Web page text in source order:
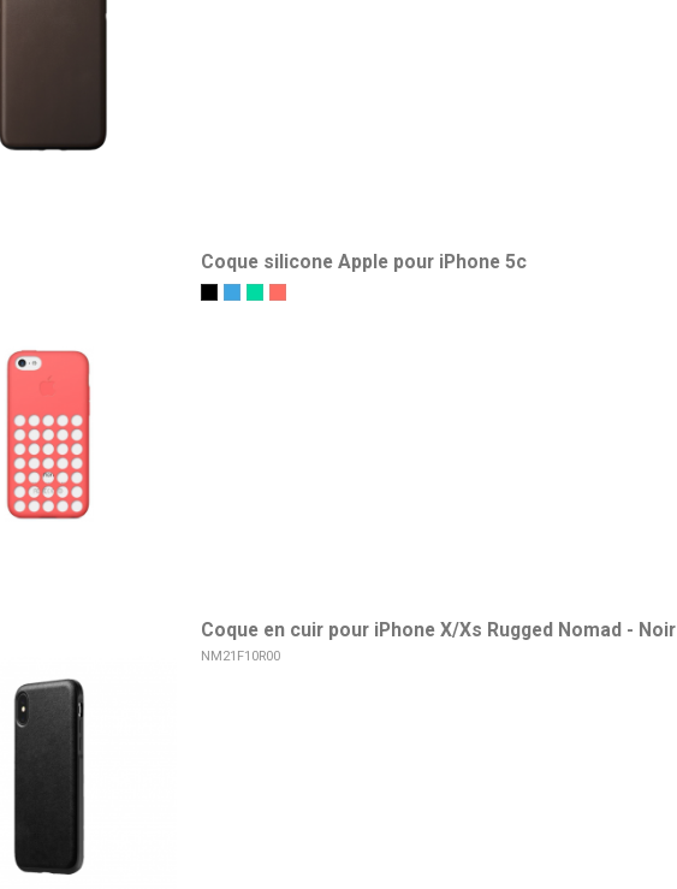
Coque silicone Apple pour iPhone 5c
NoirBleuVertRose Agrume
Coque en cuir pour iPhone X/Xs Rugged Nomad - Noir
NM21F10R00